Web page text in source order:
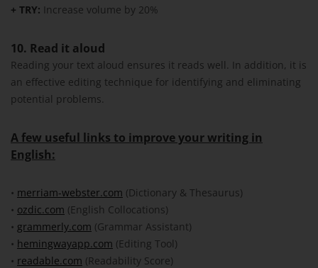
+ TRY: Increase volume by 20%
10. Read it aloud
Reading your text aloud ensures it reads well. In addition, it is
an effective editing technique for identifying and eliminating
potential problems.
A few useful links to improve your writing in
English:
• merriam-webster.com (Dictionary & Thesaurus)
• ozdic.com (English Collocations)
• grammerly.com (Grammar Assistant)
• hemingwayapp.com (Editing Tool)
• readable.com (Readability Score)